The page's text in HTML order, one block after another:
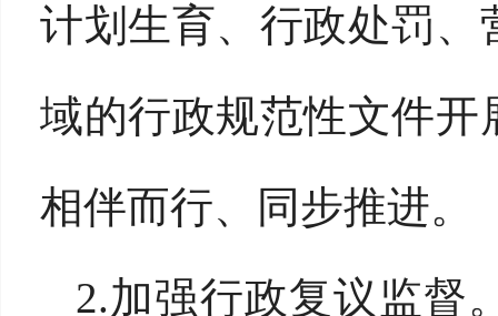
计划生育、行政处罚
域的行政规范性文件
相伴而行、同步推进。
2.加强行政复议监督